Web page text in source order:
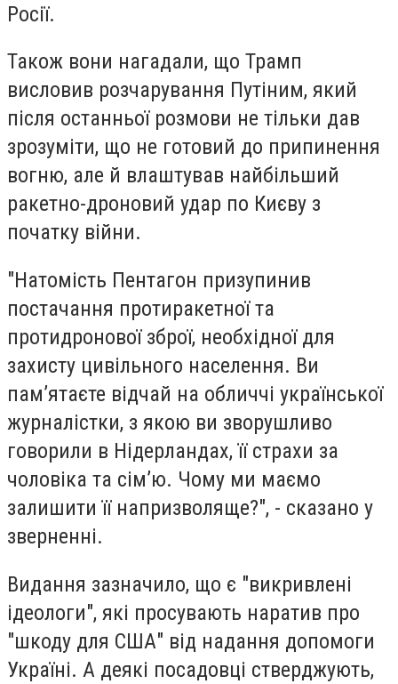
Росії.
Також вони нагадали, що Трамп
висловив розчарування Путіним, який
після останньої розмови не тільки дав
зрозуміти, що не готовий до припинення
вогню, але й влаштував найбільший
ракетно-дроновий удар по Києву з
початку війни.
"Натомість Пентагон призупинив
постачання протиракетної та
протидронової зброї, необхідної для
захисту цивільного населення. Ви
пам’ятаєте відчай на обличчі української
журналістки, з якою ви зворушливо
говорили в Нідерландах, її страхи за
чоловіка та сім’ю. Чому ми маємо
залишити її напризволяще?", - сказано у
зверненні.
Видання зазначило, що є "викривлені
ідеологи", які просувають наратив про
"шкоду для США" від надання допомоги
Україні. А деякі посадовці стверджують,